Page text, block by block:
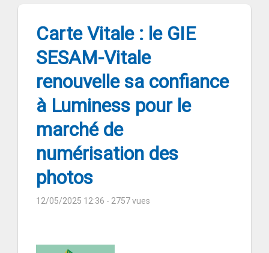
Carte Vitale : le GIE
SESAM-Vitale
renouvelle sa confiance
à Luminess pour le
marché de
numérisation des
photos
12/05/2025 12:36 - 2757 vues